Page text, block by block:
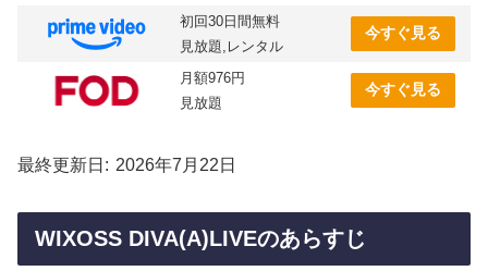
初回30日間無料
見放題,レンタル
今すぐ見る
月額976円
見放題
今すぐ見る
最終更新日 2026年7月22日
WIXOSS DIVA(A)LIVEのあらすじ